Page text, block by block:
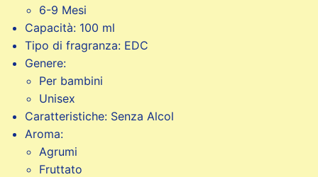
6-9 Mesi
Capacità: 100 ml
Tipo di fragranza: EDC
Genere:
Per bambini
Unisex
Caratteristiche: Senza Alcol
Aroma:
Agrumi
Fruttato